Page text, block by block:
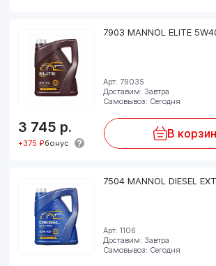
7903 MANNOL ELITE
Арт: 79035
Доставим: Завтра
Самовывоз: Сегодня
3 745 р.
+375 ₽бонус
В
7504 MANNOL DIESEL
Арт: 1106
Доставим: Завтра
Самовывоз: Сегодня